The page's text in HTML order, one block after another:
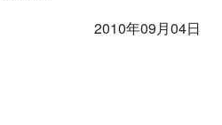
2010年09月04日